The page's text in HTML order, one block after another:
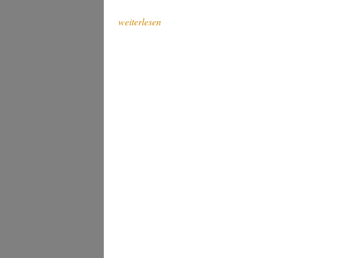
„Eine
weiterlesen